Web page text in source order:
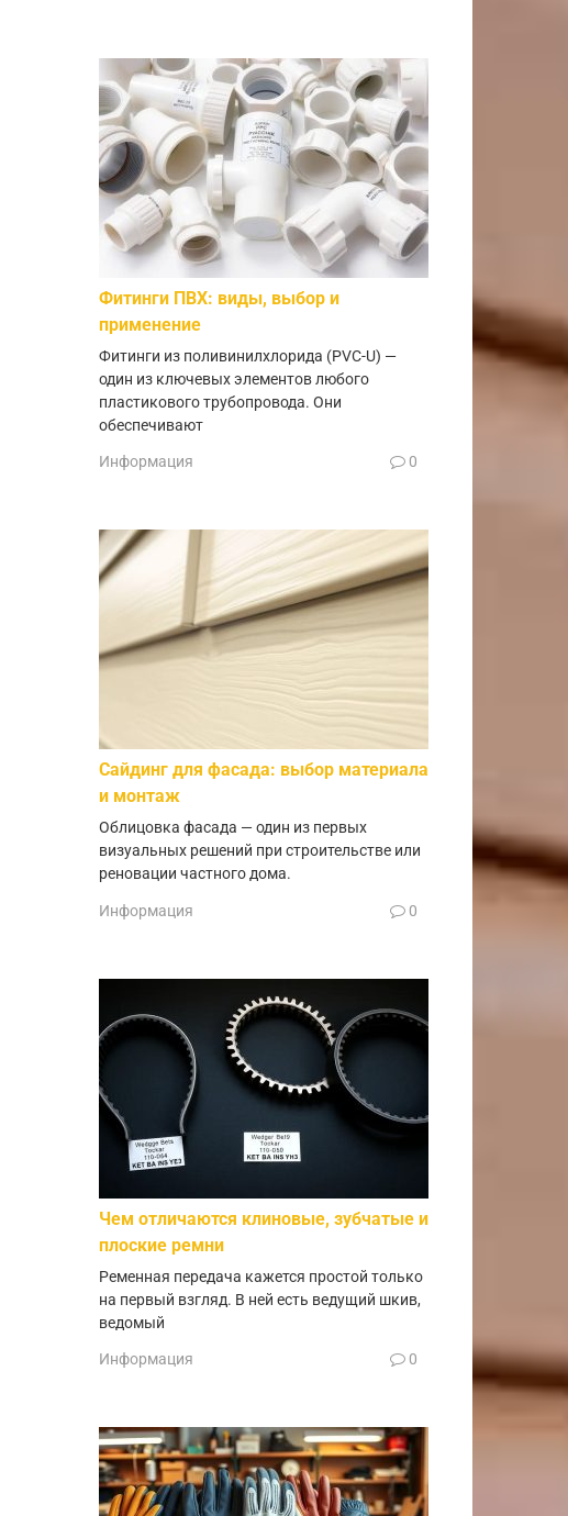
Фитинги ПВХ: виды, выбор и
применение
Фитинги из поливинилхлорида (PVC-U) —
один из ключевых элементов любого
пластикового трубопровода. Они
обеспечивают
Информация 0
Сайдинг для фасада: выбор материала
и монтаж
Облицовка фасада — один из первых
визуальных решений при строительстве или
реновации частного дома.
Информация 0
Чем отличаются клиновые, зубчатые и
плоские ремни
Ременная передача кажется простой только
на первый взгляд. В ней есть ведущий шкив,
ведомый
Информация 0